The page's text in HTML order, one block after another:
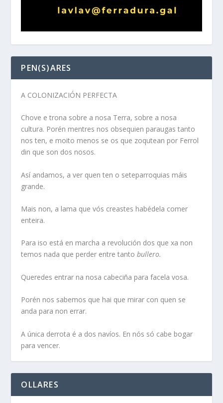
PEN(S)ARES
A COLONIZACIÓN PERFECTA
Chove e trona sobre a nosa Terra, sobre a nosa
cultura. Porén mentres nos obsequien paraugas tanto
nos ten, e moito menos se os que zoqutean por Ferrol
din que son dos nosos.
Así andamos, a ver quen ten o seteparroquias máis
grande.
Mais non, a lama que vós creastes habédela comer
enteira.
Para iso está en marcha a revolución dos que xa non
temos nada que perder entre tantobullero.
Queredes entrar na nosa cabeciña para facela vosa.
Porén nos sabemos que hai que mirar con quen se
anda para non errar.
A única derrota é a dos navíos. En nós só cabe bogar
para vencer.
OLLARES